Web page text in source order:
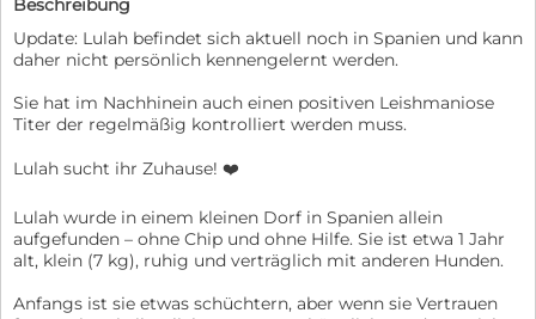
Beschreibung
Update: Lulah befindet sich aktuell noch in Spanien und kann
daher nicht persönlich kennengelernt werden.
Sie hat im Nachhinein auch einen positiven Leishmaniose
Titer der regelmäßig kontrolliert werden muss.
Lulah sucht ihr Zuhause! ❤️
Lulah wurde in einem kleinen Dorf in Spanien allein
aufgefunden – ohne Chip und ohne Hilfe. Sie ist etwa 1 Jahr
alt, klein (7 kg), ruhig und verträglich mit anderen Hunden.
Anfangs ist sie etwas schüchtern, aber wenn sie Vertrauen